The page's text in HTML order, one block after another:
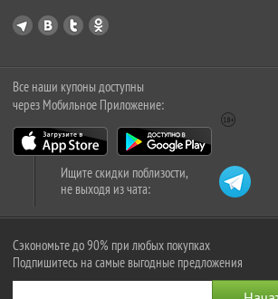
Все наши купоны доступны
через Мобильное Приложение:
Ищите скидки поблизости,
не выходя из чата:
Сэкономьте до 90% при любых покупках
Подпишитесь на самые выгодные предложения